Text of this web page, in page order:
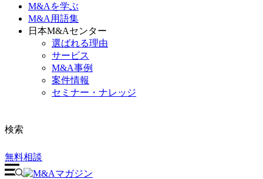
M&Aを学ぶ
M&A用語集
日本M&Aセンター
選ばれる理由
サービス
M&A事例
案件情報
セミナー・ナレッジ
検索
無料相談